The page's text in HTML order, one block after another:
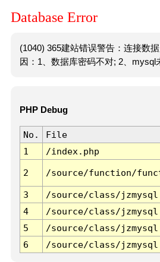
Database Error
(1040) 365建站错误警告：连接数
因：1、数据库密码不对; 2、mysql
PHP Debug
No. File
1
/index.php
2 /source/function/
3 /source/class/
4
/source/class/
5
/source/class/
6
/source/class/